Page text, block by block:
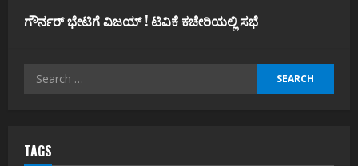
ಗೌರ್ನರ್‌ ಭೇಟಿಗೆ ವಿಜಯ್‌ ! ಟಿವಿಕೆ ಕಚೇರಿಯಲ್ಲಿ ಸಭೆ
Search
TAGS